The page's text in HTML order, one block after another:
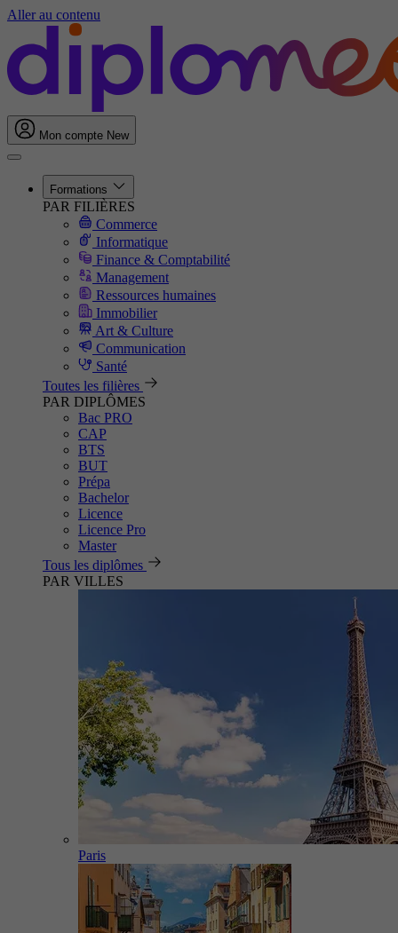
Aller au contenu
Mon compte New
Formations
PAR FILIÈRES
Commerce
Informatique
Finance & Comptabilité
Management
Ressources humaines
Immobilier
Art & Culture
Communication
Santé
Toutes les filières
PAR DIPLÔMES
Bac PRO
CAP
BTS
BUT
Prépa
Bachelor
Licence
Licence Pro
Master
Tous les diplômes
PAR VILLES
Paris